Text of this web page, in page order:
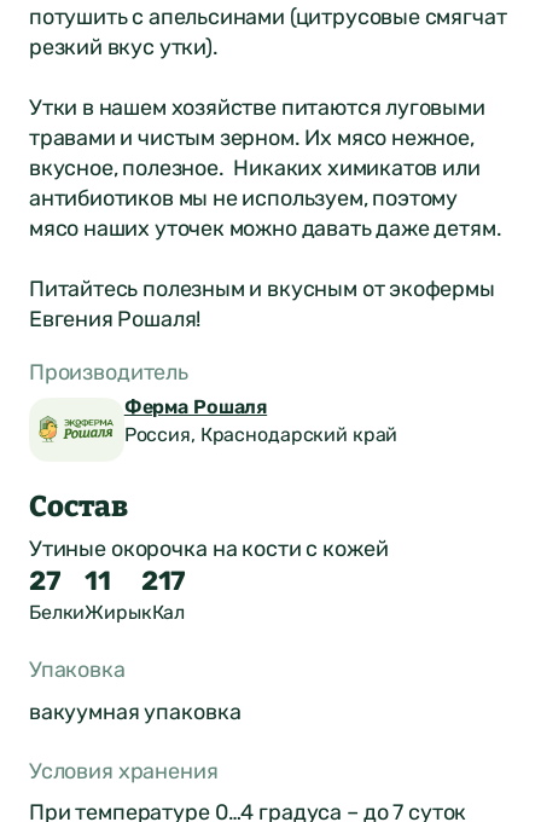
потушить с апельсинами (цитрусовые смягчат
резкий вкус утки).
Утки в нашем хозяйстве питаются луговыми
травами и чистым зерном. Их мясо нежное,
вкусное, полезное. Никаких химикатов или
антибиотиков мы не используем, поэтому
мясо наших уточек можно давать даже детям.
Питайтесь полезным и вкусным от экофермы
Евгения Рошаля!
Производитель
Ферма Рошаля
Россия, Краснодарский край
Состав
Утиные окорочка на кости с кожей
27
Белки
11
Жиры
217
кКал
Упаковка
вакуумная упаковка
Условия хранения
При температуре 0…4 градуса – до 7 суток